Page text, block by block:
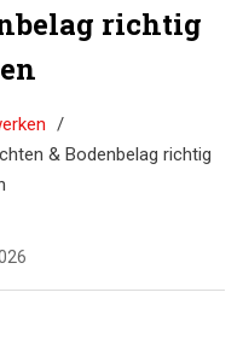
richtig
& Bodenbelag richtig